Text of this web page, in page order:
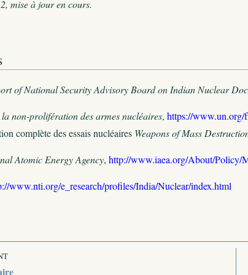
mise à jour en cours.
of National Security Advisory Board on Indian Nuclear
non-prolifération des armes nucléaires, https://www.un.org/
complète des essais nucléaires Weapons of Mass
Atomic Energy Agency, http://www.iaea.org/About/Policy/
www.nti.org/e_research/profiles/India/Nuclear/index.html